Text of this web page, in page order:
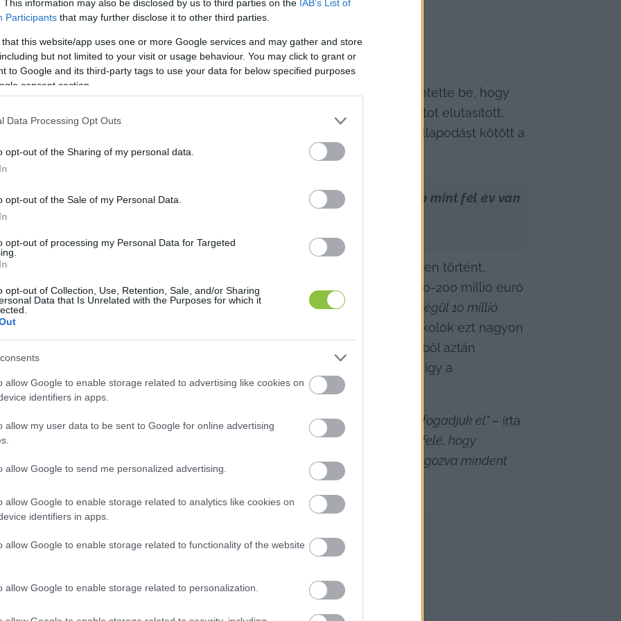
This information may also be disclosed by us to third parties on the IAB’s List of
Participants that may further disclose it to other third parties.
that this website/app uses one or more Google services and may gather and store
but not limited to your visit or usage behaviour. You may click to grant or
to Google and its third-party tags to use your data for below specified purposes
consent section.
Data Processing Opt Outs
opt-out of the Sharing of my personal data.
opt-out of the Sale of my Personal Data.
opt-out of processing my Personal Data for Targeted
opt-out of Collection, Use, Retention, Sale, and/or Sharing
Data that Is Unrelated with the Purposes for which it
allow Google to enable storage related to advertising like cookies on
identifiers in apps.
allow my user data to be sent to Google for online advertising
allow Google to send me personalized advertising.
allow Google to enable storage related to analytics like cookies on
identifiers in apps.
allow Google to enable storage related to functionality of the website
allow Google to enable storage related to personalization.
a szünidőben a csapatnál. A Kecskeméti TE közleményben
jelentette be, hogy
meg szerződését. A lila-fehérek saját nevelésű játékosa minden ajánlatot elutasított,
szabadon tárgyalhatott más klubokkal. Ennek eredményeképp megállapodást kötött a
pályáznak.
más klubokkal abban az esetben, ha a szerződésükből kevesebb mint fél év van
minden bajnokságban így van. Az egyik legismertebb ilyen eset 2024-ben történt,
legjobb játékosa a Paris Saint-Germainből a Real Madridba igazolt – 150-200 millió euró
2025-ben a Liverpool játékosa, Trent Alexander-Arnold is (a spanyolok végül 10 millió
megkapják a játékjogát)
. Ezt azért fontos kiemelni, mert a szurkolók ezt nagyon
a játékosok „megfosztják” a klubot attól, hogy pénzt keressenek, amiből aztán
neheztelnek általában a drukkerek, ha saját nevelésű játékos „szúr ki” így a
Trent és Banó-Szabó ilyenek).
játékosa, Kecskeméten született és nőtt fel, így döntését nehéz szívvel fogadjuk el” – írta
„A korábbi egyeztetések során a játékos azt közvetítette klubunk felé, hogy
lejártáig profi mentalitással és hozzáállással, a közös célokért dolgozva mindent